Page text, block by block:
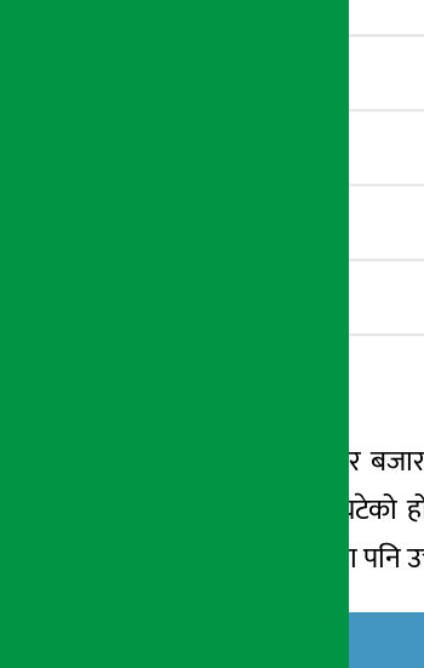
यस्तै सोमबारको सेयर
प्रतिशतभन्दा बढीले
किसान विकास बैंकमा पनि